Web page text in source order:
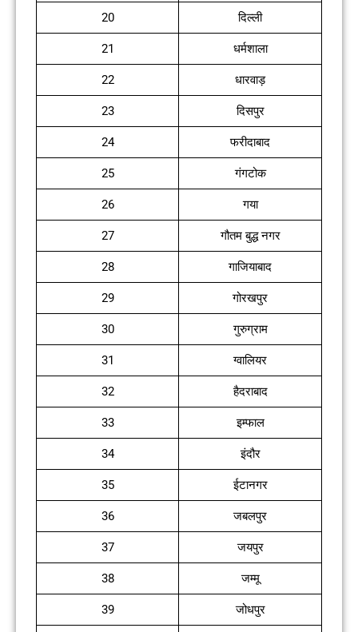
20 दिल्ली
21 धर्मशाला
22 धारवाड़
23 दिसपुर
24 फरीदाबाद
25 गंगटोक
26 गया
27 गौतम बुद्ध नगर
28 गाजियाबाद
29 गोरखपुर
30 गुरुग्राम
31 ग्वालियर
32 हैदराबाद
33 इम्फाल
34 इंदौर
35 ईटानगर
36 जबलपुर
37 जयपुर
38 जम्मू
39 जोधपुर